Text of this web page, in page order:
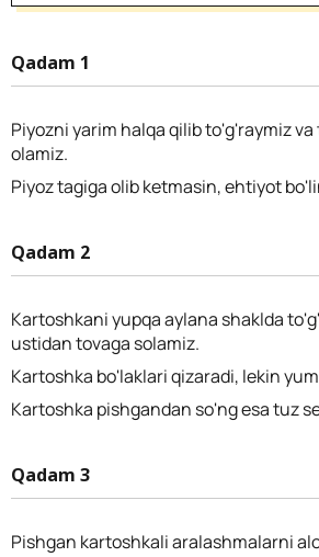
Qadam 1
Piyozni yarim halqa qilib to'g'raymiz
olamiz.
Piyoz tagiga olib ketmasin, ehtiyot
Qadam 2
Kartoshkani yupqa aylana shaklda
ustidan tovaga solamiz.
Kartoshka bo'laklari qizaradi, lekin
Kartoshka pishgandan so'ng esa tuz
Qadam 3
Pishgan kartoshkali aralashmalarni